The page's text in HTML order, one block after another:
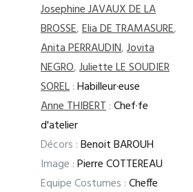
Josephine JAVAUX DE LA
BROSSE,Elia DE TRAMASURE,
Anita PERRAUDIN,Jovita
NEGRO,Juliette LE SOUDIER
SOREL:Habilleur·euse
Anne THIBERT:Chef·fe
d'atelier
Décors :Benoit BAROUH
Image :Pierre COTTEREAU
Equipe Costumes :Cheffe